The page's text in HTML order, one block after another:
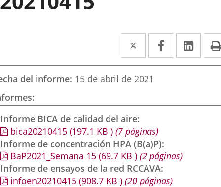
Twitter
Enlace
a
una
externa.
Facebook
Enlace
a
externa.
a
del informe 15 de abril de 2021
Informe BICA de calidad del aire
bica20210415 (197.1 KB ) (7 páginas)
Informe de concentración HPA (B(a)P)
BaP2021_Semana 15 (69.7 KB ) (2 páginas)
Informe de ensayos de la red RCCAVA
infoen20210415 (908.7 KB ) (20 páginas)